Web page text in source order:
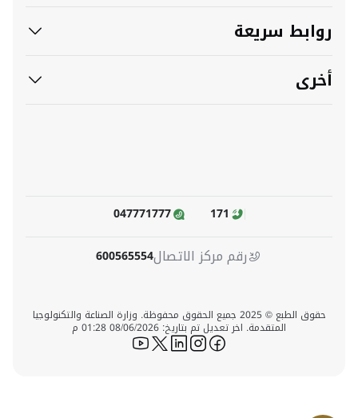
روابط سريعة
أخرى
171
047771777
رقم مركز الاتصال600565554
حقوق الطبع © 2025 جميع الحقوق محفوظة. وزارة الصناعة والتكنولوجيا
المتقدمة. اخر تعديل تم بتاريخ: 08/06/2026 01:28 م
icon-facebook
icon-instagram
icon-linkedin
icon-twitter
icon-youtube